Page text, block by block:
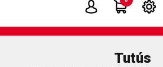
Tutús